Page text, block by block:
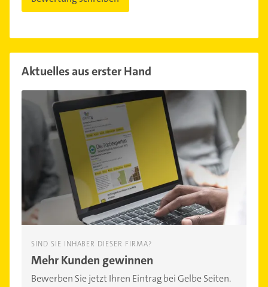
Aktuelles aus erster Hand
SIND SIE INHABER DIESER FIRMA?
Mehr Kunden gewinnen
Bewerben Sie jetzt Ihren Eintrag bei Gelbe Seiten.